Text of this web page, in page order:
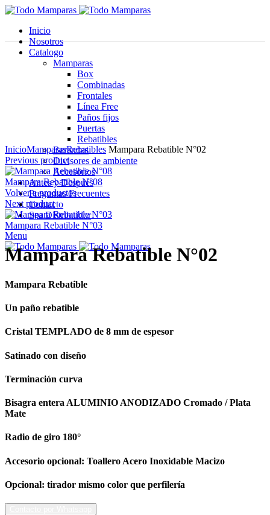
Inicio
Nosotros
Catalogo
Mamparas
Box
Combinadas
Frontales
Línea Free
Paños fijos
Puertas
Rebatibles
Barandas
Divisores de ambiente
Accesorios
Antes y Después
Preguntas Frecuentes
Contacto
Sea Distribuidor
Menu
Click para agrandar
InicioMamparasRebatibles Mampara Rebatible N°02
Previous product
Mampara Rebatible N°08
Volver a productos
Next product
Mampara Rebatible N°03
Mampara Rebatible N°02
Mampara Rebatible
Un paño rebatible
Cristal TEMPLADO de 8 mm de espesor
Satinado con diseño
Terminación curva
Bisagra entera ALUMINIO ANODIZADO Cromado / Plata
Mate
Radio de giro 180°
Accesorio opcional: Toallero Acero Inoxidable Macizo
Opcional: tirador mismo color que perfilería